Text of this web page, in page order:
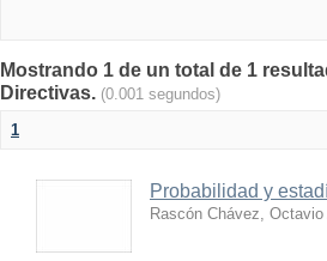
Mostrando 1 de un total de 1
Directivas. (0.001 segundos)
1
Probabilidad y
Rascón Chávez, Octavio